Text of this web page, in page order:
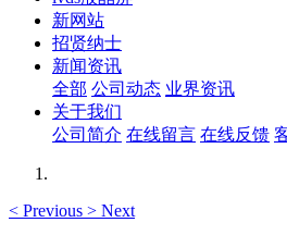
新网站
招贤纳士
新闻资讯
全部 公司动态 业界资讯
关于我们
公司简介 在线留言 在线反馈
< Previous > Next